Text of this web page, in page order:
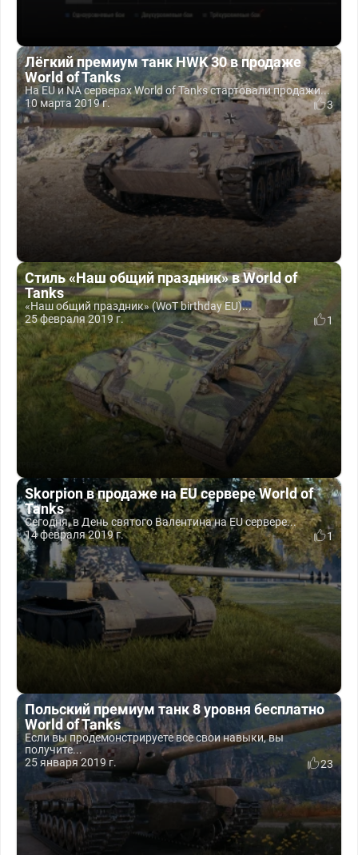
Лёгкий премиум танк HWK 30 в продаже
World of Tanks
На EU и NA серверах World of Tanks стартовали продажи...
10 марта 2019 г.
3
Стиль «Наш общий праздник» в World of
Tanks
«Наш общий праздник» (WoT birthday EU)...
25 февраля 2019 г.
1
Skorpion в продаже на EU сервере World of
Tanks
Сегодня, в День святого Валентина на EU сервере...
14 февраля 2019 г.
1
Польский премиум танк 8 уровня бесплатно
World of Tanks
Если вы продемонстрируете все свои навыки, вы
получите...
25 января 2019 г.
23